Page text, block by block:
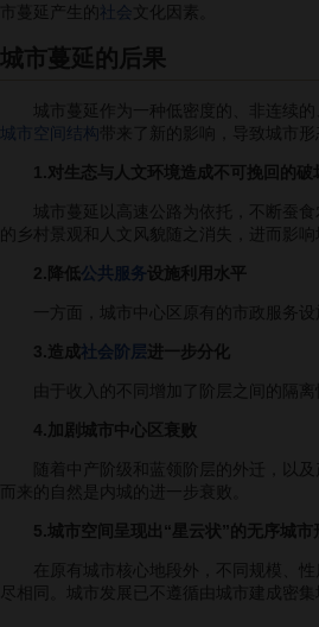
市蔓延产生的 社会 文化因素。
城市蔓延的后果
城市蔓延作为一种低密度的、非连续的
城市空间结构 带来了新的影响，导致城市形
1.对生态与人文环境造成不可挽回的破
城市蔓延以高速公路为依托，不断蚕食
的乡村景观和人文风貌随之消失，进而影响
2.降低公共服务设施利用水平
一方面，城市中心区原有的市政服务设
3.造成社会阶层进一步分化
由于收入的不同增加了阶层之间的隔离
4.加剧城市中心区衰败
随着中产阶级和蓝领阶层的外迁，以及
而来的自然是内城的进一步衰败。
5.城市空间呈现出“星云状”的无序城市
在原有城市核心地段外，不同规模、性
尽相同。城市发展已不遵循由城市建成密